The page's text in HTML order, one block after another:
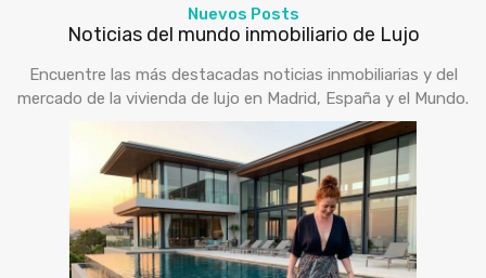
Nuevos Posts
Noticias del mundo inmobiliario de Lujo
Encuentre las más destacadas noticias inmobiliarias y del
mercado de la vivienda de lujo en Madrid, España y el Mundo.